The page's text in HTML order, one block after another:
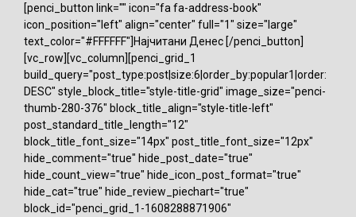
[penci_button link="" icon="fa fa-address-book"
icon_position="left" align="center" full="1" size="large"
text_color="#FFFFFF"]Најчитани Денес [/penci_button]
[vc_row][vc_column][penci_grid_1
build_query="post_type:post|size:6|order_by:popular1|order:
DESC" style_block_title="style-title-grid" image_size="penci-
thumb-280-376" block_title_align="style-title-left"
post_standard_title_length="12"
block_title_font_size="14px" post_title_font_size="12px"
hide_comment="true" hide_post_date="true"
hide_count_view="true" hide_icon_post_format="true"
hide_cat="true" hide_review_piechart="true"
block_id="penci_grid_1-1608288871906"